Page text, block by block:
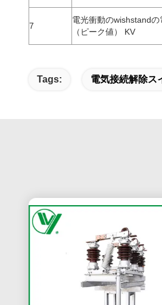
7
電光衝動のwishstandの
（ピーク値） KV
Tags: 電気接続解除ス